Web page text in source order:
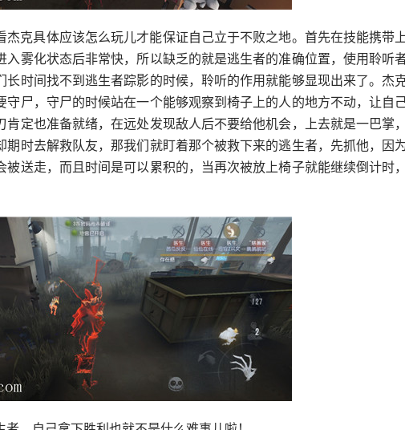
杰克具体应该怎么玩儿才能保证自己立于不败之地。首先在技能携带
雾化状态后非常快，所以缺乏的就是逃生者的准确位置，使用聆听
时间找不到逃生者踪影的时候，聆听的作用就能够显现出来了。杰
尸，守尸的时候站在一个能够观察到椅子上的人的地方不动，让自
肯定也准备就绪，在远处发现敌人后不要给他机会，上去就是一巴掌
时去解救队友，那我们就盯着那个被救下来的逃生者，先抓他，因
送走，而且时间是可以累积的，当再次被放上椅子就能继续倒计时